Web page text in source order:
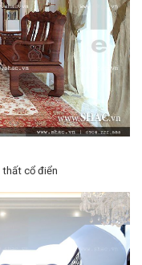
thất cổ điển